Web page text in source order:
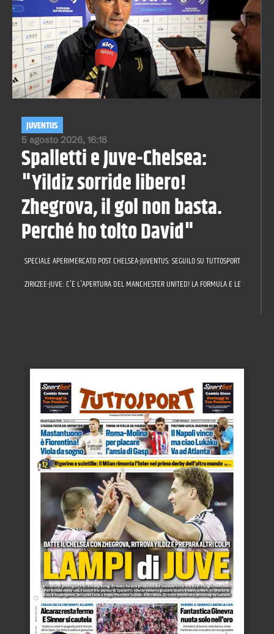
5 agosto 2026, 16:18
JUVENTUS
Spalletti e Juve-Chelsea:
"Yildiz sorride libero!
Zhegrova, il gol non basta.
Perché ho tolto David"
SPECIALE APERIMERCATO POST CHELSEA-JUVENTUS: SEGUILO SU TUTTOSPORT
ZIRKZEE-JUVE: C'È L'APERTURA DEL MANCHESTER UNITED! LA FORMULA E LE ULTIME